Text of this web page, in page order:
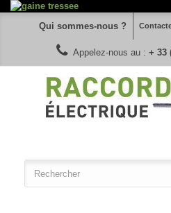
Qui sommes-nous ?
Appelez-nous au : + 33